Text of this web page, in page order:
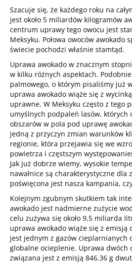
Szacuje się, że każdego roku na
jest około 5 miliardów kilogramów
centrum uprawy tego owocu jest
Meksyku. Połowa owoców awokado
świecie pochodzi właśnie stamtąd.
Uprawa awokado w znacznym
w kilku różnych aspektach.
palmowego, o którym pisaliśmy już
uprawa awokado wiąże się z
uprawne. W Meksyku często z tego
umyślnych podpaleń lasów, których
obszarów w pola pod uprawę
jedną z przyczyn zmian warunków
regionie, która przejawia się we
powietrza i częstszym
Jak już dobrze wiemy, wysokie
nawałnice są charakterystyczne dla
poświęcona jest nasza kampania,
Kolejnym zgubnym skutkiem tak
awokado jest nadmierne zużycie
celu zużywa się około 9,5 miliarda
uprawa awokado wiąże się z
jest jednym z gazów cieplarnianych
globalne ocieplenie. Uprawa dwóch
związana jest z emisją 846.36 g